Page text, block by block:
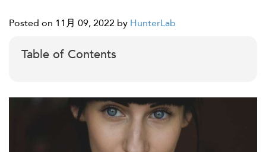
Posted on 11月 09, 2022 by HunterLab
Table of Contents